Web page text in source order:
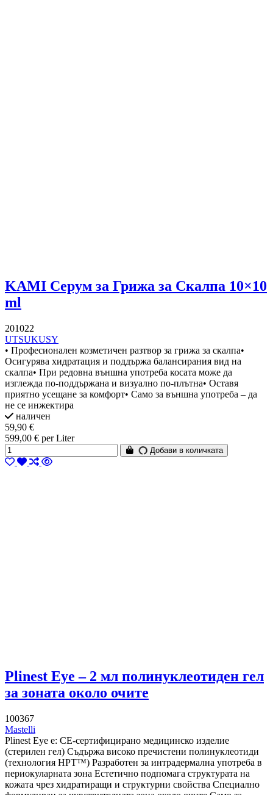
KAMI Серум за Грижа за Скалпа 10×10
ml
201022
UTSUKUSY
• Професионален козметичен разтвор за грижа за скалпа•
Осигурява хидратация и поддържа балансирания вид на
скалпа• При редовна външна употреба косата може да
изглежда по-поддържана и визуално по-плътна• Оставя
приятно усещане за комфорт• Само за външна употреба – да
не се инжектира
наличен
59,90 €
599,00 € per Liter
Добави в количката
Plinest Eye – 2 мл полинуклеотиден гел
за зоната около очите
100367
Mastelli
Plinest Eye е: CE-сертифицирано медицинско изделие
(стерилен гел) Съдържа високо пречистени полинуклеотиди
(технология HPT™) Разработен за интрадермална употреба в
периокуларната зона Естетично подпомага структурата на
кожата чрез хидратиращи и структурни свойства Специално